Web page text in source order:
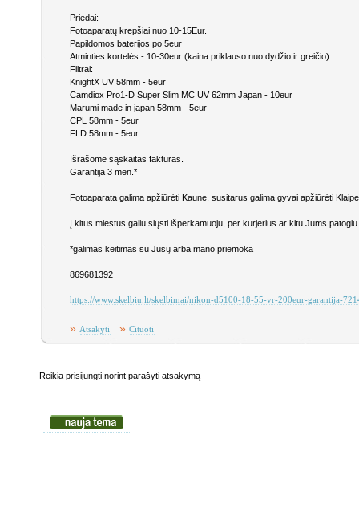
Priedai:
Fotoaparatų krepšiai nuo 10-15Eur.
Papildomos baterijos po 5eur
Atminties kortelės - 10-30eur (kaina priklauso nuo dydžio ir greičio)
Filtrai:
KnightX UV 58mm - 5eur
Camdiox Pro1-D Super Slim MC UV 62mm Japan - 10eur
Marumi made in japan 58mm - 5eur
CPL 58mm - 5eur
FLD 58mm - 5eur
Išrašome sąskaitas faktūras.
Garantija 3 mėn.*
Fotoaparata galima apžiūrėti Kaune, susitarus galima gyvai apžiūrėti
Į kitus miestus galiu siųsti išperkamuoju, per kurjerius ar kitu Jums
*galimas keitimas su Jūsų arba mano priemoka
869681392
https://www.skelbiu.lt/skelbimai/nikon-d5100-18-55-vr-200eur-garantija-
» Atsakyti » Cituoti
Reikia prisijungti norint parašyti atsakymą